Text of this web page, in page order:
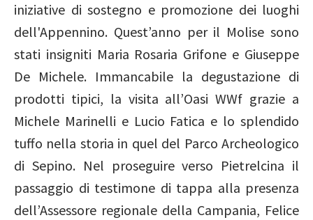
iniziative di sostegno e promozione dei luoghi
dell'Appennino. Quest’anno per il Molise sono
stati insigniti Maria Rosaria Grifone e Giuseppe
De Michele. Immancabile la degustazione di
prodotti tipici, la visita all’Oasi WWf grazie a
Michele Marinelli e Lucio Fatica e lo splendido
tuffo nella storia in quel del Parco Archeologico
di Sepino. Nel proseguire verso Pietrelcina il
passaggio di testimone di tappa alla presenza
dell’Assessore regionale della Campania, Felice